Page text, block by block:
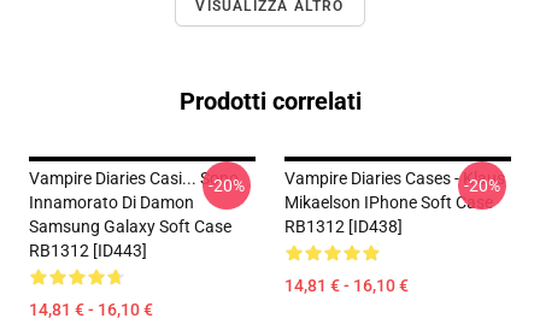
VISUALIZZA ALTRO
Prodotti correlati
Vampire Diaries Casi... Sono
Innamorato Di Damon
Samsung Galaxy Soft Case
RB1312 [ID443]
14,81 € - 16,10 €
-20%
Vampire Diaries Cases - Klaus
Mikaelson IPhone Soft Case
RB1312 [ID438]
14,81 € - 16,10 €
-20%